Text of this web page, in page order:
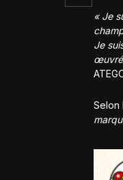
« Je
Je
œuvré
Selon